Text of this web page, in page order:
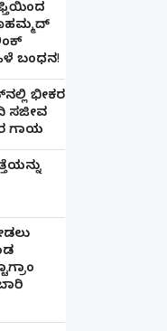
ಬಂಧನ!
ಭೀಕರ
ಸಜೀವ
ಗಾಯ